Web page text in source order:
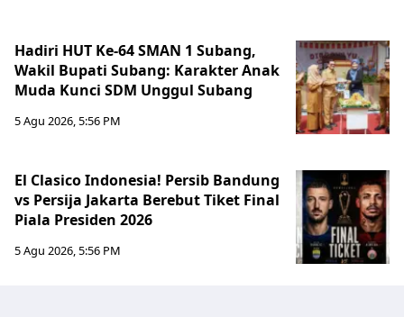
Hadiri HUT Ke-64 SMAN 1 Subang,
Wakil Bupati Subang: Karakter Anak
Muda Kunci SDM Unggul Subang
5 Agu 2026, 5:56 PM
El Clasico Indonesia! Persib Bandung
vs Persija Jakarta Berebut Tiket Final
Piala Presiden 2026
5 Agu 2026, 5:56 PM